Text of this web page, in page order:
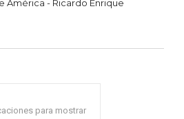
América - Ricardo Enrique
para mostrar